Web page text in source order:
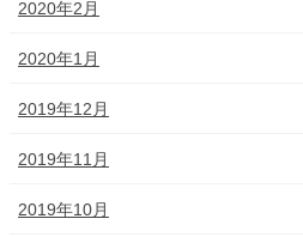
2020年2月
2020年1月
2019年12月
2019年11月
2019年10月